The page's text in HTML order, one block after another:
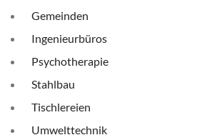
Gemeinden
Ingenieurbüros
Psychotherapie
Stahlbau
Tischlereien
Umwelttechnik